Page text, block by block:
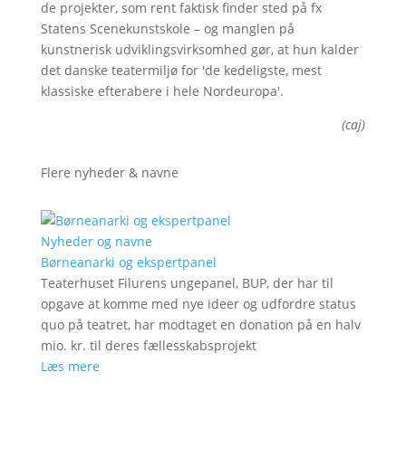
de projekter, som rent faktisk finder sted på fx
Statens Scenekunstskole – og manglen på
kunstnerisk udviklingsvirksomhed gør, at hun kalder
det danske teatermiljø for 'de kedeligste, mest
klassiske efterabere i hele Nordeuropa'.
(caj)
Flere nyheder & navne
Nyheder og navne
Børneanarki og ekspertpanel
Teaterhuset Filurens ungepanel, BUP, der har til
opgave at komme med nye ideer og udfordre status
quo på teatret, har modtaget en donation på en halv
mio. kr. til deres fællesskabsprojekt
Læs mere